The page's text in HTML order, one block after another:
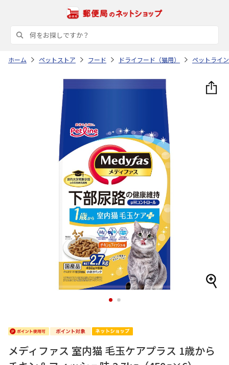
ホーム ペットストア フード ドライフード（猫用） ペットライン
1 2
メディファス 室内猫 毛玉ケアプラス 1歳から